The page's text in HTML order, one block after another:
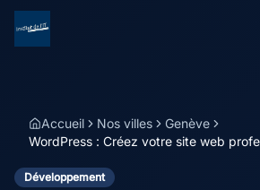
Accueil Nos villes
Genève
WordPress : Créez votre site web
Développement